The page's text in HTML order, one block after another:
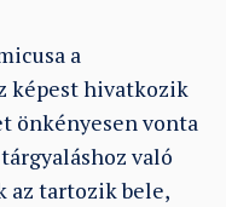
a
képest hivatkozik
önkényesen vonta
való
az tartozik bele,